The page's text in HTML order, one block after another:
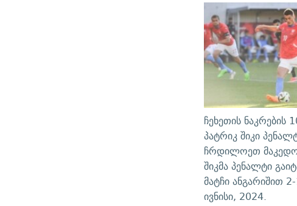
ჩეხეთის ნაკრების
პატრიკ შიკი
ჩრდილოეთ
შიკმა პენალტი
მატჩი ანგარიშით
ივნისი, 2024.